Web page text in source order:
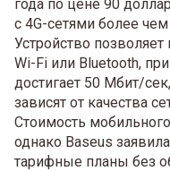
года по цене 90
с 4G-сетями более
Устройство
Wi-Fi или Bluetooth,
достигает 50 Мбит/
зависят от качества
Стоимость
однако Baseus
тарифные планы без